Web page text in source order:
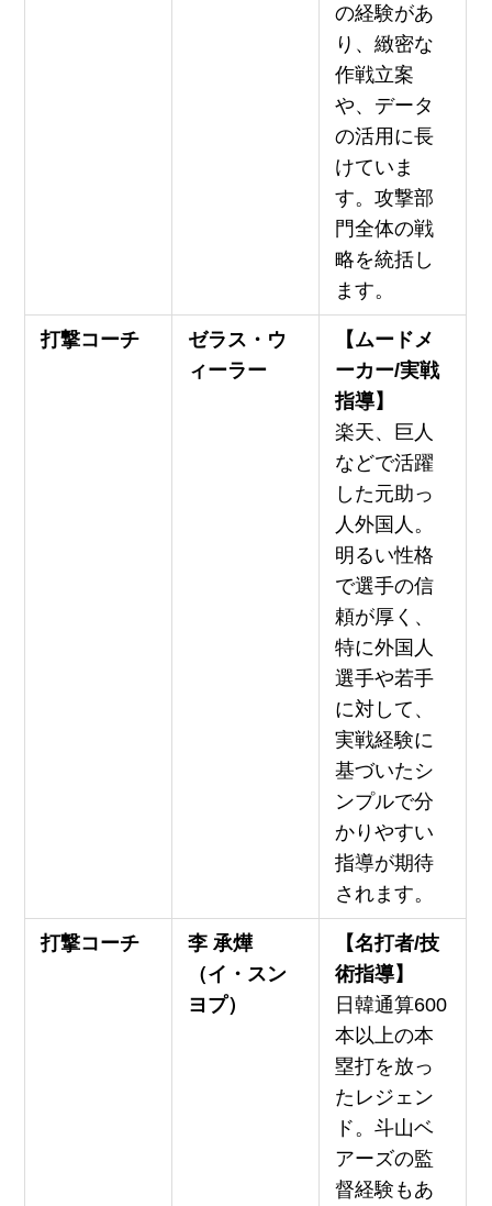
の経験があ
り、緻密な
作戦立案
や、データ
の活用に長
けていま
す。攻撃部
門全体の戦
略を統括し
ます。
打撃コーチ
ゼラス・ウ
ィーラー
【ムードメ
ーカー/実戦
指導】
楽天、巨人
などで活躍
した元助っ
人外国人。
明るい性格
で選手の信
頼が厚く、
特に外国人
選手や若手
に対して、
実戦経験に
基づいたシ
ンプルで分
かりやすい
指導が期待
されます。
打撃コーチ
李 承燁
（イ・スン
ヨプ）
【名打者/技
術指導】
日韓通算600
本以上の本
塁打を放っ
たレジェン
ド。斗山ベ
アーズの監
督経験もあ